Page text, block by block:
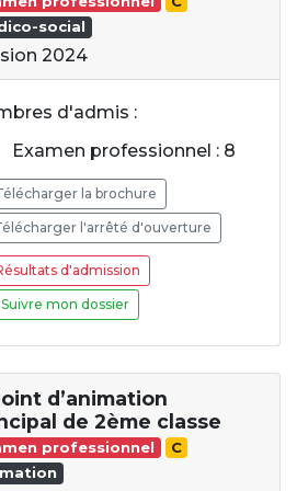
social
2024
d'admis :
Examen professionnel : 8
la brochure
l'arrêté d'ouverture
d'admission
Suivre mon dossier
d’animation
de 2ème classe
professionnel
C